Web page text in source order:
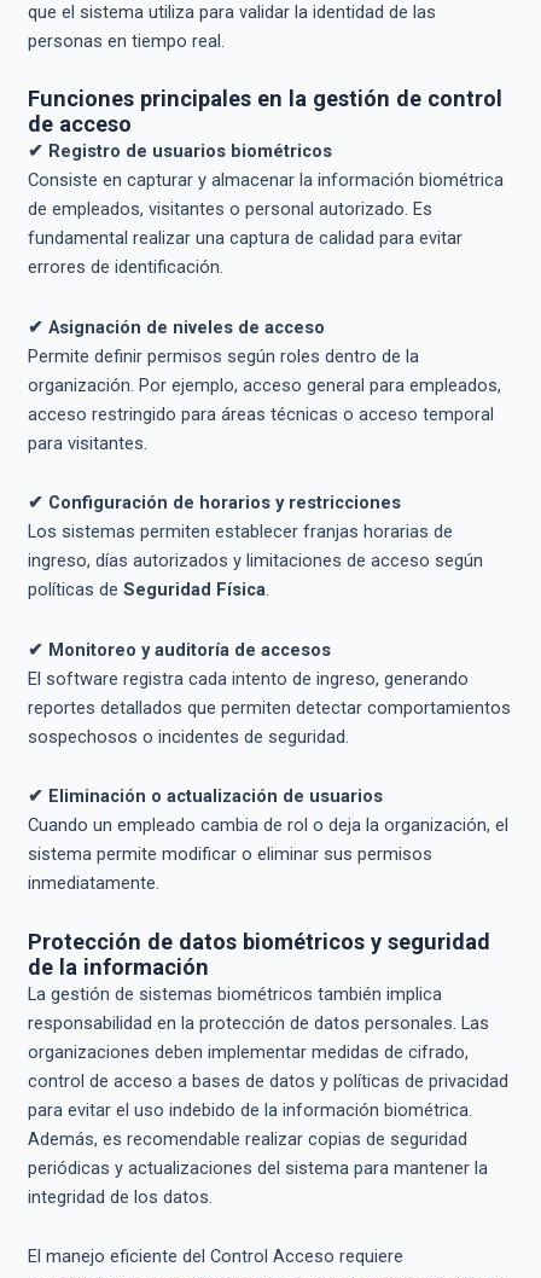
que el sistema utiliza para validar la identidad de las
personas en tiempo real.
Funciones principales en la gestión de control
de acceso
✔ Registro de usuarios biométricos
Consiste en capturar y almacenar la información biométrica
de empleados, visitantes o personal autorizado. Es
fundamental realizar una captura de calidad para evitar
errores de identificación.
✔ Asignación de niveles de acceso
Permite definir permisos según roles dentro de la
organización. Por ejemplo, acceso general para empleados,
acceso restringido para áreas técnicas o acceso temporal
para visitantes.
✔ Configuración de horarios y restricciones
Los sistemas permiten establecer franjas horarias de
ingreso, días autorizados y limitaciones de acceso según
políticas de Seguridad Física.
✔ Monitoreo y auditoría de accesos
El software registra cada intento de ingreso, generando
reportes detallados que permiten detectar comportamientos
sospechosos o incidentes de seguridad.
✔ Eliminación o actualización de usuarios
Cuando un empleado cambia de rol o deja la organización, el
sistema permite modificar o eliminar sus permisos
inmediatamente.
Protección de datos biométricos y seguridad
de la información
La gestión de sistemas biométricos también implica
responsabilidad en la protección de datos personales. Las
organizaciones deben implementar medidas de cifrado,
control de acceso a bases de datos y políticas de privacidad
para evitar el uso indebido de la información biométrica.
Además, es recomendable realizar copias de seguridad
periódicas y actualizaciones del sistema para mantener la
integridad de los datos.
El manejo eficiente del Control Acceso requiere